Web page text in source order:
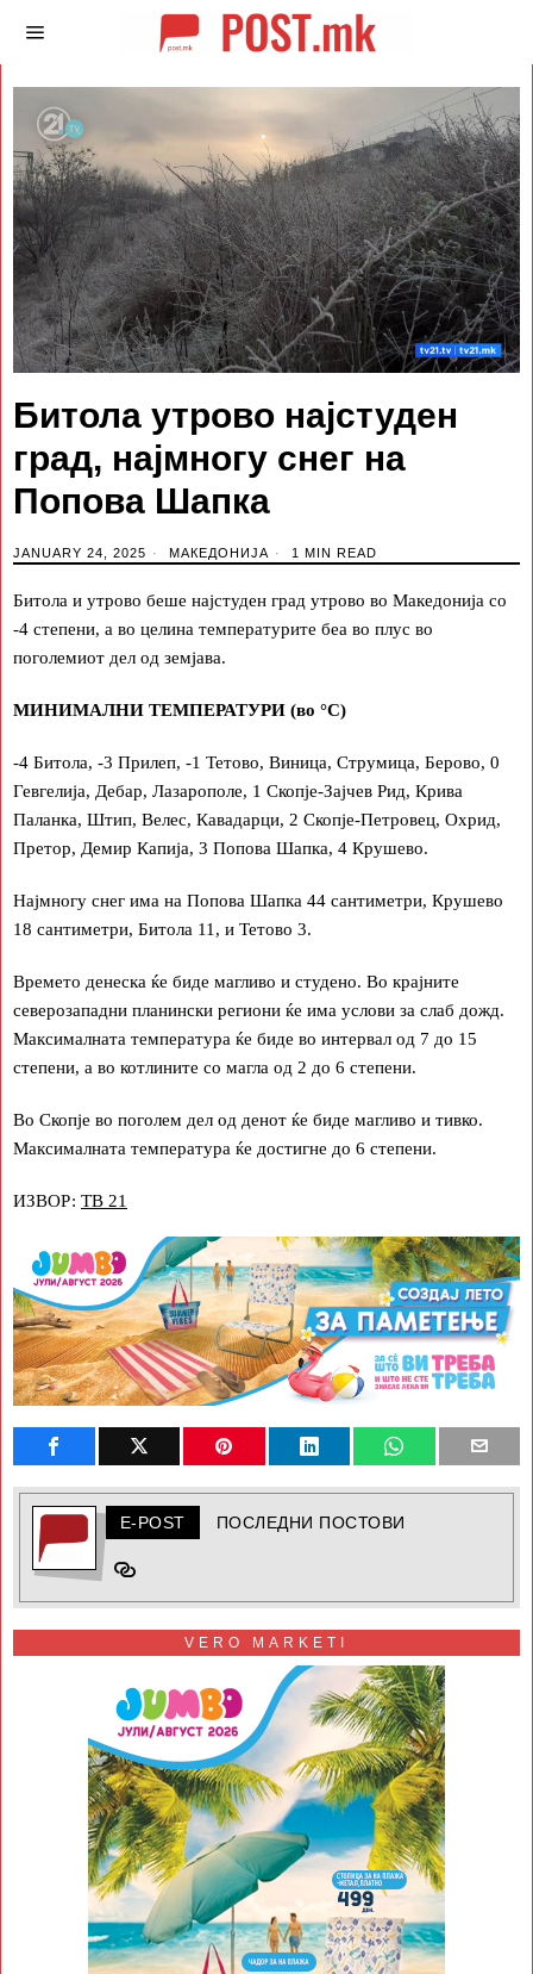
Битола утрово најстуден
град, најмногу снег на
Попова Шапка
JANUARY 24, 2025 МАКЕДОНИЈА 1 MIN READ
Битола и утрово беше најстуден град утрово во Македонија со
-4 степени, а во целина температурите беа во плус во
поголемиот дел од земјава.
МИНИМАЛНИ ТЕМПЕРАТУРИ (во °С)
-4 Битола, -3 Прилеп, -1 Тетово, Виница, Струмица, Берово, 0
Гевгелија, Дебар, Лазарополе, 1 Скопје-Зајчев Рид, Крива
Паланка, Штип, Велес, Кавадарци, 2 Скопје-Петровец, Охрид,
Претор, Демир Капија, 3 Попова Шапка, 4 Крушево.
Најмногу снег има на Попова Шапка 44 сантиметри, Крушево
18 сантиметри, Битола 11, и Тетово 3.
Времето денеска ќе биде магливо и студено. Во крајните
северозападни планински региони ќе има услови за слаб дожд.
Максималната температура ќе биде во интервал од 7 до 15
степени, а во котлините со магла од 2 до 6 степени.
Во Скопје во поголем дел од денот ќе биде магливо и тивко.
Максималната температура ќе достигне до 6 степени.
ИЗВОР: ТВ 21
E-POST ПОСЛЕДНИ ПОСТОВИ
VERO MARKETI